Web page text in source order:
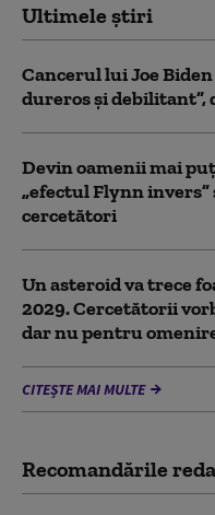
Ultimele știri
Cancerul lui Joe
dureros și
Devin oamenii mai
„efectul Flynn invers”
cercetători
Un asteroid va trece
2029. Cercetătorii
dar nu pentru
CITEȘTE MAI MULTE
Recomandările